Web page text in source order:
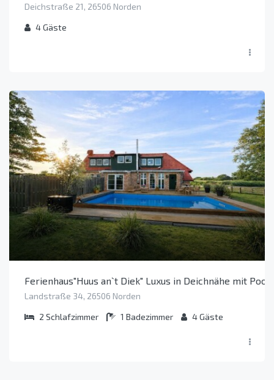
Deichstraße 21, 26506 Norden
4Gäste
Ferienhaus"Huus an`t Diek" Luxus in Deichnähe mit
Landstraße 34, 26506 Norden
2 Schlafzimmer 1 Badezimmer 4Gäste